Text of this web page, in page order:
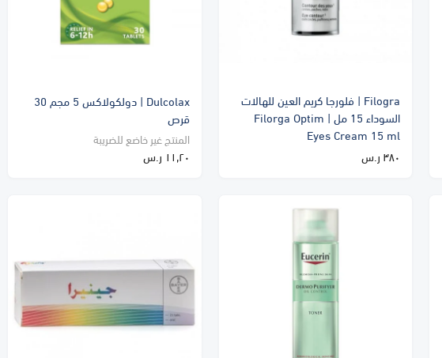
Filogra | فلورجا كريم العين للهالات
السوداء 15 مل | Filorga Optim
Eyes Cream 15 ml
٣٨٠ ر.س
Dulcolax | دولكولاكس 5 مجم 30
قرص
المنتج غير خاضع للضريبة
١١٫٢٠ ر.س